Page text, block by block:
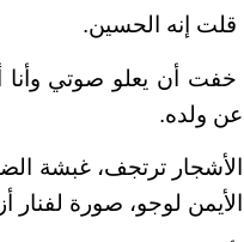
قلت إنه الحسين.
خفت أن يعلو صوتي
عن ولده.
الأشجار ترتجف، غبشة
الأيمن لوجو، صورة